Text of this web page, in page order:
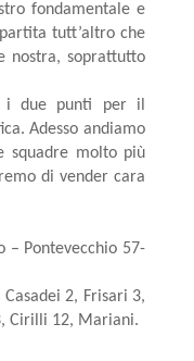
fondamentale e
tutt’altro che
nostra, soprattutto
i due punti per il
Adesso andiamo
squadre molto più
di vender cara
– Pontevecchio 57-
2, Frisari 3,
Cirilli 12, Mariani.